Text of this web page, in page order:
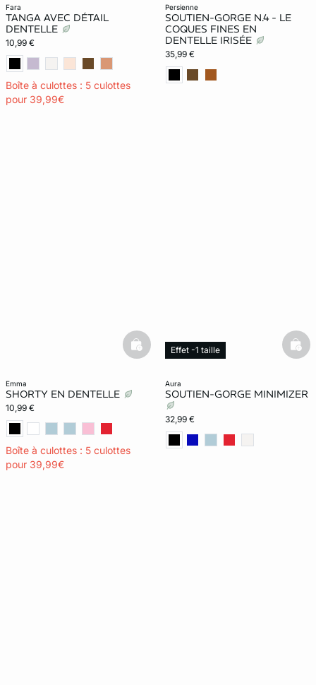
fara
TANGA AVEC DÉTAIL
DENTELLE
10,99 €
Boîte à culottes : 5 culottes
pour 39,99€
persienne
SOUTIEN-GORGE N.4 - LE
COQUES FINES EN
DENTELLE IRISÉE
35,99 €
emma
SHORTY EN DENTELLE
10,99 €
Boîte à culottes : 5 culottes
pour 39,99€
basketfull
aura
SOUTIEN-GORGE MINIMIZER
32,99 €
Effet -1 taille